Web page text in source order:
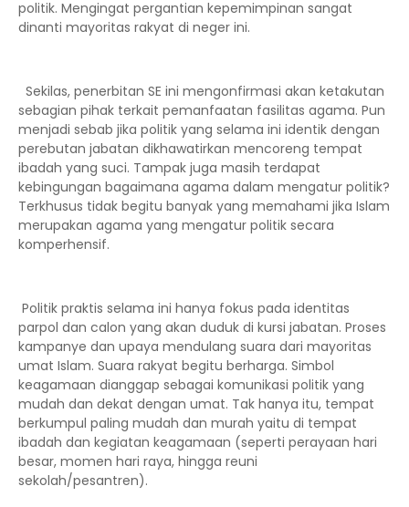
politik. Mengingat pergantian kepemimpinan sangat
dinanti mayoritas rakyat di neger ini.
Sekilas, penerbitan SE ini mengonfirmasi akan ketakutan
sebagian pihak terkait pemanfaatan fasilitas agama. Pun
menjadi sebab jika politik yang selama ini identik dengan
perebutan jabatan dikhawatirkan mencoreng tempat
ibadah yang suci. Tampak juga masih terdapat
kebingungan bagaimana agama dalam mengatur politik?
Terkhusus tidak begitu banyak yang memahami jika Islam
merupakan agama yang mengatur politik secara
komperhensif.
Politik praktis selama ini hanya fokus pada identitas
parpol dan calon yang akan duduk di kursi jabatan. Proses
kampanye dan upaya mendulang suara dari mayoritas
umat Islam. Suara rakyat begitu berharga. Simbol
keagamaan dianggap sebagai komunikasi politik yang
mudah dan dekat dengan umat. Tak hanya itu, tempat
berkumpul paling mudah dan murah yaitu di tempat
ibadah dan kegiatan keagamaan (seperti perayaan hari
besar, momen hari raya, hingga reuni
sekolah/pesantren).